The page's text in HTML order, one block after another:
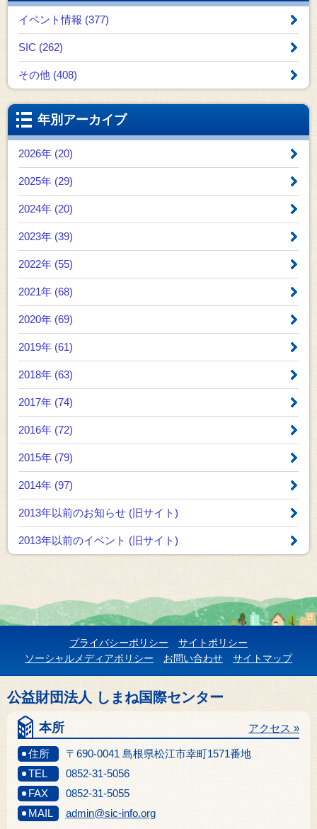
イベント情報 (377)
SIC (262)
その他 (408)
年別アーカイブ
2026年 (20)
2025年 (29)
2024年 (20)
2023年 (39)
2022年 (55)
2021年 (68)
2020年 (69)
2019年 (61)
2018年 (63)
2017年 (74)
2016年 (72)
2015年 (79)
2014年 (97)
2013年以前のお知らせ (旧サイト)
2013年以前のイベント (旧サイト)
プライバシーポリシー
サイトポリシー
ソーシャルメディアポリシー
お問い合わせ サイトマップ
公益財団法人 しまね国際センター
本所
住所 〒690-0041 島根県松江市幸町1571番地
アクセス »
TEL
0852-31-5056
FAX
0852-31-5055
MAIL
admin@sic-info.org